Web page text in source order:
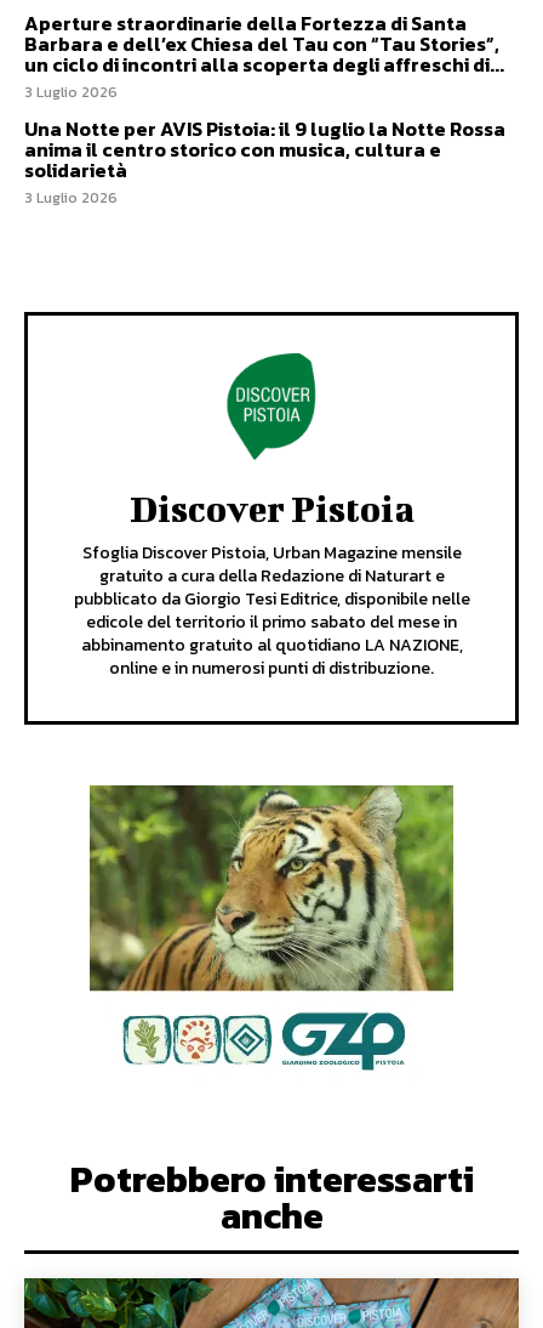
Aperture straordinarie della Fortezza di Santa
Barbara e dell’ex Chiesa del Tau con “Tau Stories”,
un ciclo di incontri alla scoperta degli affreschi di...
3 Luglio 2026
Una Notte per AVIS Pistoia: il 9 luglio la Notte Rossa
anima il centro storico con musica, cultura e
solidarietà
3 Luglio 2026
Discover Pistoia
Sfoglia Discover Pistoia, Urban Magazine mensile
gratuito a cura della Redazione di Naturart e
pubblicato da Giorgio Tesi Editrice, disponibile nelle
edicole del territorio il primo sabato del mese in
abbinamento gratuito al quotidiano LA NAZIONE,
online e in numerosi punti di distribuzione.
Potrebbero interessarti
anche